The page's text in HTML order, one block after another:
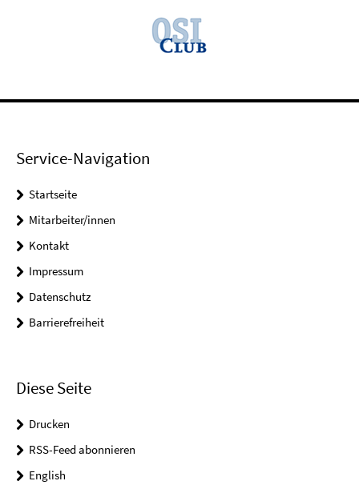
Service-Navigation
Startseite
Mitarbeiter/innen
Kontakt
Impressum
Datenschutz
Barrierefreiheit
Diese Seite
Drucken
RSS-Feed abonnieren
English